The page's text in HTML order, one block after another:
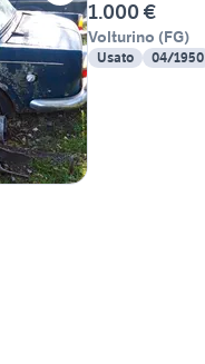
1.000 €
Volturino (FG)
Usato 04/1950